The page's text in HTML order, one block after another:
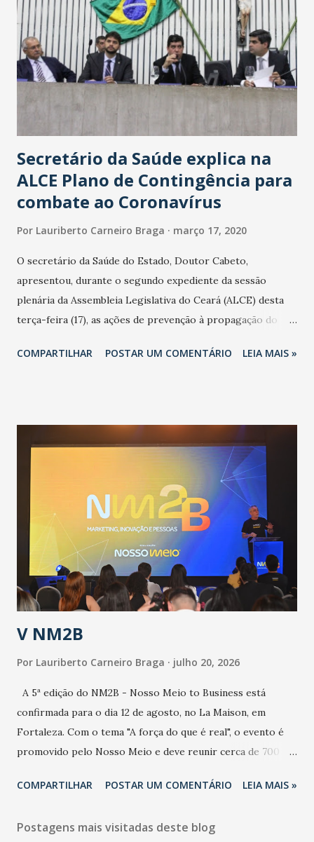
Secretário da Saúde explica na
ALCE Plano de Contingência para
combate ao Coronavírus
Por Lauriberto Carneiro Braga março 17, 2020
O secretário da Saúde do Estado, Doutor Cabeto,
apresentou, durante o segundo expediente da sessão
plenária da Assembleia Legislativa do Ceará (ALCE) desta
terça-feira (17), as ações de prevenção à propagação do
adotadas pelo Governo do Estado na contenção da
população suspeita e de cuidados com os ambientes
públicos e domiciliares. “Nós não estamos vivendo uma
epidemia comum, como temos em todos os anos, com
aumento de casos de dengue, influenza ou H1N1. Trata-se
de uma epidemia com um vírus diferente, com um poder de
contaminação maior que outros coronavírus”, apontou o
secretário. Segundo ele, é uma epidemia com chance de
contaminação alta, podendo gerar um grande risco à
população e ao sistema de saúde. “Precisamos saber fazer a
estratificação do risco da doença, para não so...
COMPARTILHAR POSTAR UM COMENTÁRIO LEIA MAIS »
V NM2B
Por Lauriberto Carneiro Braga julho 20, 2026
A 5ª edição do NM2B - Nosso Meio to Business está
confirmada para o dia 12 de agosto, no La Maison, em
Fortaleza. Com o tema "A força do que é real", o evento é
promovido pelo Nosso Meio e deve reunir cerca de 700
e lideranças do Mercado Nacional. Desde 2022, o NM2B
de negócios do Nordeste, reunindo profissionais de marcas
COMPARTILHAR POSTAR UM COMENTÁRIO LEIA MAIS »
Postagens mais visitadas deste blog